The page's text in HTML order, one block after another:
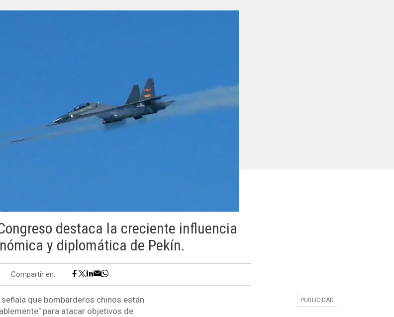
destaca la creciente influencia
y diplomática de Pekín.
Compartir en:
que bombarderos chinos están
para atacar objetivos de